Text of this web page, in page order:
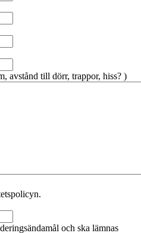
avstånd till dörr, trappor, hiss? )
och ska lämnas